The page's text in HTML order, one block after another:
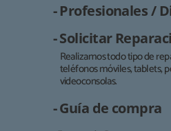
- Profesionales /
- Solicitar
Realizamos todo tipo de
teléfonos móviles, tablets,
videoconsolas.
- Guía de compra
Responsable:
Finalidad: